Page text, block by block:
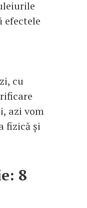
efectele
cu
azi vom
fizică și
8